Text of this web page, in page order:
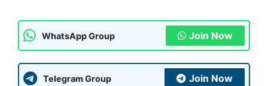
WhatsApp Group Join Now
Telegram Group Join Now